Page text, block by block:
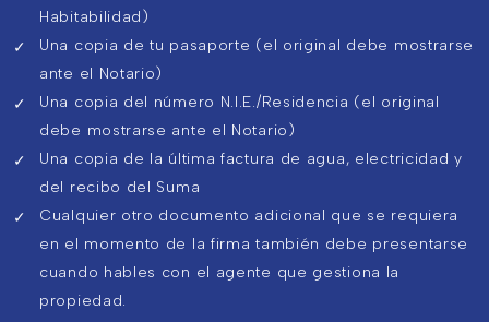
Habitabilidad)
Una copia de tu pasaporte (el original debe mostrarse
ante el Notario)
Una copia del número N.I.E./Residencia (el original
debe mostrarse ante el Notario)
Una copia de la última factura de agua, electricidad y
del recibo del Suma
Cualquier otro documento adicional que se requiera
en el momento de la firma también debe presentarse
cuando hables con el agente que gestiona la
propiedad.